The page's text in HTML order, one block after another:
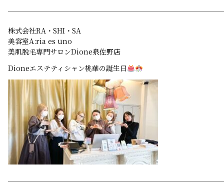
株式会社RA・SHI・SA
美容室A:ria es uno
美肌脱毛専門サロンDione泉佐野店
Dioneエステティシャン桃華の誕生日